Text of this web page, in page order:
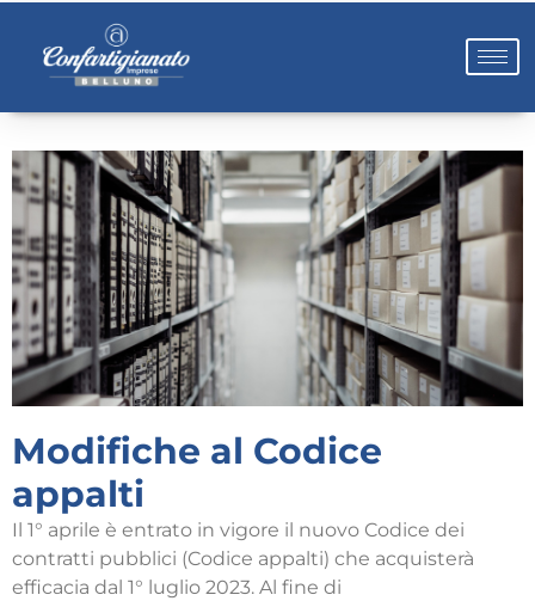
Modifiche al Codice
appalti
Il 1° aprile è entrato in vigore il nuovo Codice dei
contratti pubblici (Codice appalti) che acquisterà
efficacia dal 1° luglio 2023. Al fine di